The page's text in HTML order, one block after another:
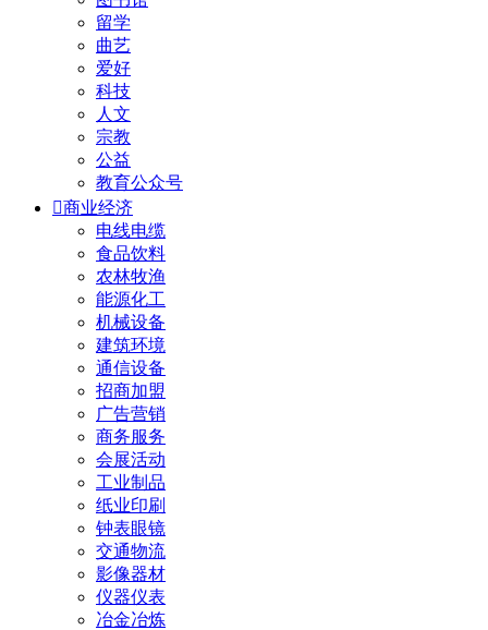
留学
曲艺
爱好
科技
人文
宗教
公益
教育公众号
商业经济
电线电缆
食品饮料
农林牧渔
能源化工
机械设备
建筑环境
通信设备
招商加盟
广告营销
商务服务
会展活动
工业制品
纸业印刷
钟表眼镜
交通物流
影像器材
仪器仪表
冶金冶炼